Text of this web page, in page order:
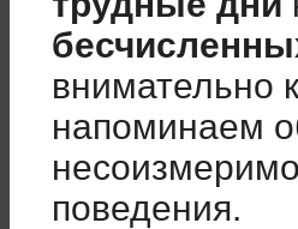
внимательно
напоминаем
поведения.